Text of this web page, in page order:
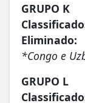
GRUPO K
Eliminado:
*Congo e
GRUPO L